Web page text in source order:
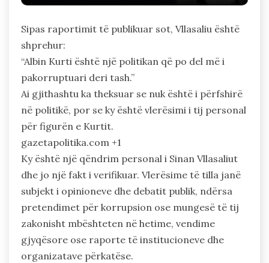
Sipas raportimit të publikuar sot, Vllasaliu është
shprehur:
“Albin Kurti është një politikan që po del më i
pakorruptuari deri tash.”
Ai gjithashtu ka theksuar se nuk është i përfshirë
në politikë, por se ky është vlerësimi i tij personal
për figurën e Kurtit.
gazetapolitika.com +1
Ky është një qëndrim personal i Sinan Vllasaliut
dhe jo një fakt i verifikuar. Vlerësime të tilla janë
subjekt i opinioneve dhe debatit publik, ndërsa
pretendimet për korrupsion ose mungesë të tij
zakonisht mbështeten në hetime, vendime
gjyqësore ose raporte të institucioneve dhe
organizatave përkatëse.